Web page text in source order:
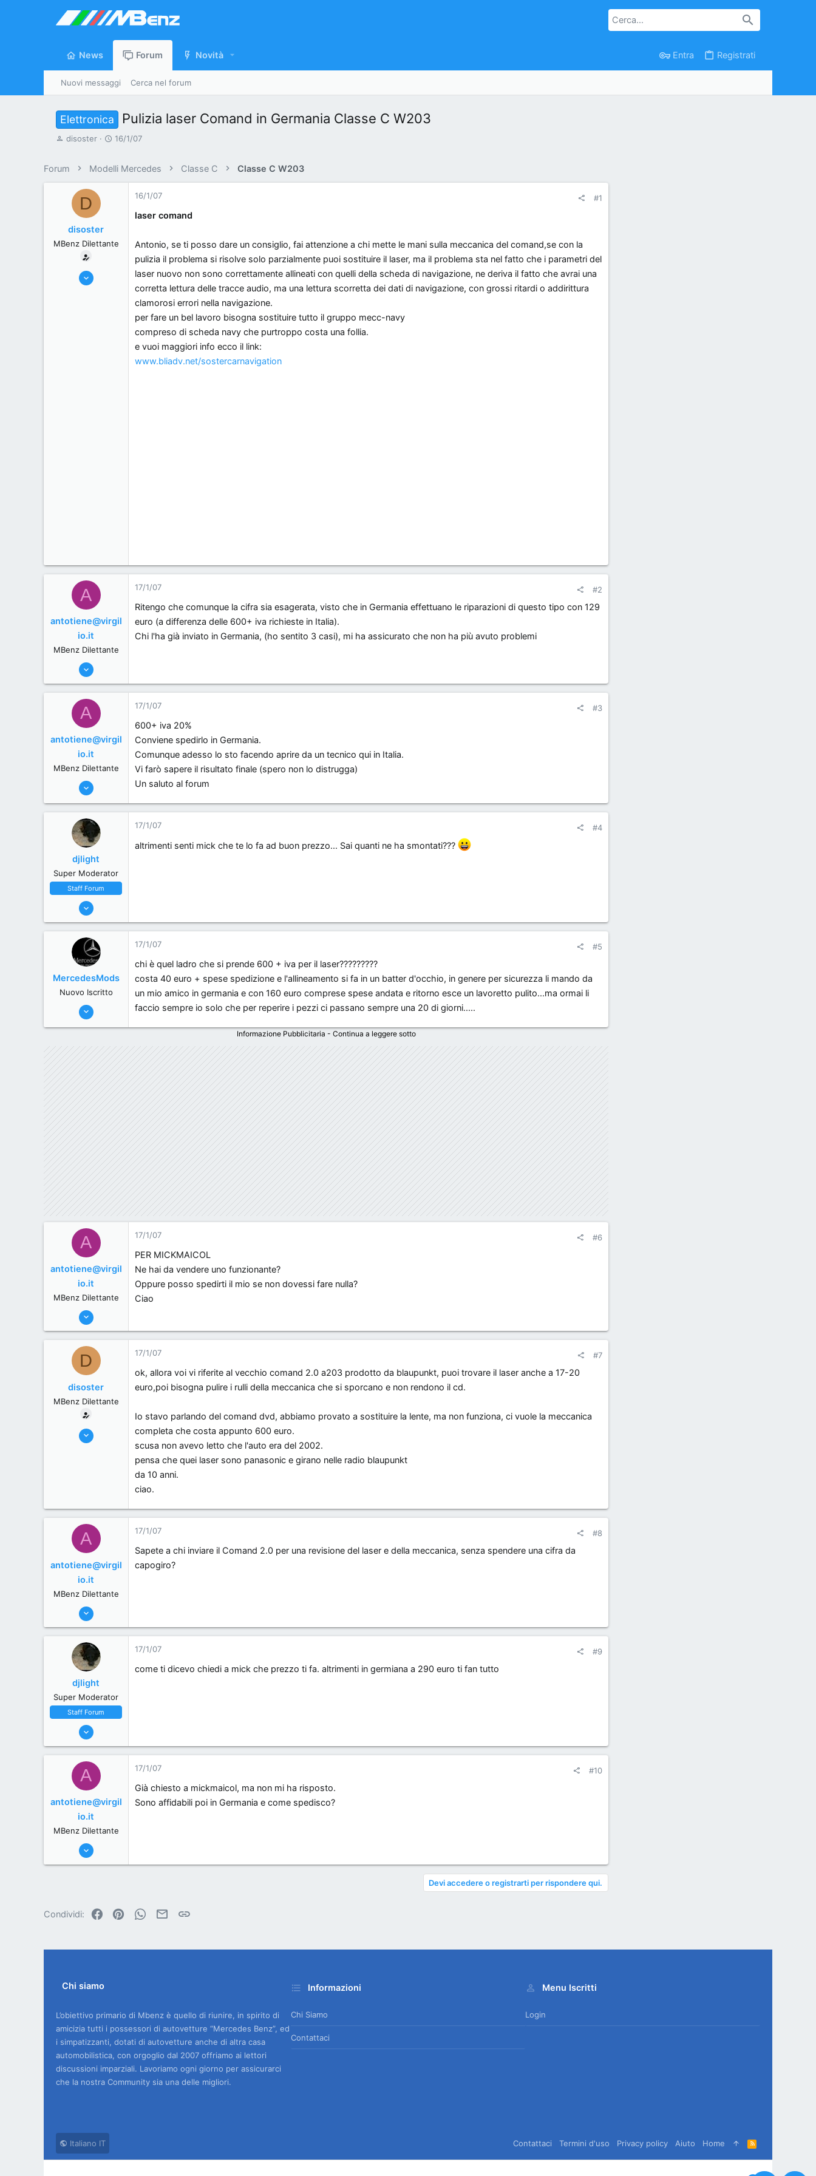
News Forum Novità Entra Registrati
Nuovi messaggi Cerca nel forum
Elettronica Pulizia laser Comand in Germania Classe C W203
A
s
disoster
D
t
i
16/1/07
Forum Modelli Mercedes Classe C Classe C W203
D
disoster
MBenz Dilettante
16/1/07 #1
laser comand
Antonio, se ti posso dare un consiglio, fai attenzione a chi mette le mani sulla meccanica del comand,se con la
pulizia il problema si risolve solo parzialmente puoi sostituire il laser, ma il problema sta nel fatto che i parametri del
laser nuovo non sono correttamente allineati con quelli della scheda di navigazione, ne deriva il fatto che avrai una
corretta lettura delle tracce audio, ma una lettura scorretta dei dati di navigazione, con grossi ritardi o addirittura
clamorosi errori nella navigazione.
per fare un bel lavoro bisogna sostituire tutto il gruppo mecc-navy
compreso di scheda navy che purtroppo costa una follia.
e vuoi maggiori info ecco il link:
www.bliadv.net/sostercarnavigation
A
antotiene@virgil
io.it
MBenz Dilettante
0
17/1/07 #2
Ritengo che comunque la cifra sia esagerata, visto che in Germania effettuano le riparazioni di questo tipo con 129
euro (a differenza delle 600+ iva richieste in Italia).
Chi l'ha già inviato in Germania, (ho sentito 3 casi), mi ha assicurato che non ha più avuto problemi
A
antotiene@virgil
io.it
MBenz Dilettante
0
17/1/07 #3
600+ iva 20%
Conviene spedirlo in Germania.
Comunque adesso lo sto facendo aprire da un tecnico qui in Italia.
Vi farò sapere il risultato finale (spero non lo distrugga)
Un saluto al forum
djlight
Super Moderator
Staff Forum
22/5/06
18
Milano, Italy
17/1/07 #4
altrimenti senti mick che te lo fa ad buon prezzo... Sai quanti ne ha smontati???
MercedesMods
Nuovo Iscritto
30/5/06
0
54
Como Italy.
www.mercedesmods.it
17/1/07 #5
chi è quel ladro che si prende 600 + iva per il laser?????????
costa 40 euro + spese spedizione e l'allineamento si fa in un batter d'occhio, in genere per sicurezza li mando da
un mio amico in germania e con 160 euro comprese spese andata e ritorno esce un lavoretto pulito...ma ormai li
faccio sempre io solo che per reperire i pezzi ci passano sempre una 20 di giorni.....
Informazione Pubblicitaria - Continua a leggere sotto
A
antotiene@virgil
io.it
MBenz Dilettante
0
17/1/07 #6
PER MICKMAICOL
Ne hai da vendere uno funzionante?
Oppure posso spedirti il mio se non dovessi fare nulla?
Ciao
D
disoster
MBenz Dilettante
17/1/07 #7
ok, allora voi vi riferite al vecchio comand 2.0 a203 prodotto da blaupunkt, puoi trovare il laser anche a 17-20
euro,poi bisogna pulire i rulli della meccanica che si sporcano e non rendono il cd.
Io stavo parlando del comand dvd, abbiamo provato a sostituire la lente, ma non funziona, ci vuole la meccanica
completa che costa appunto 600 euro.
scusa non avevo letto che l'auto era del 2002.
pensa che quei laser sono panasonic e girano nelle radio blaupunkt
da 10 anni.
ciao.
A
antotiene@virgil
io.it
MBenz Dilettante
0
17/1/07 #8
Sapete a chi inviare il Comand 2.0 per una revisione del laser e della meccanica, senza spendere una cifra da
capogiro?
djlight
Super Moderator
Staff Forum
22/5/06
18
Milano, Italy
17/1/07 #9
come ti dicevo chiedi a mick che prezzo ti fa. altrimenti in germiana a 290 euro ti fan tutto
A
antotiene@virgil
io.it
MBenz Dilettante
, .
17/1/07 #10
Già chiesto a mickmaicol, ma non mi ha risposto.
Sono affidabili poi in Germania e come spedisco?
Devi accedere o registrarti per rispondere qui.
Condividi: FacebookPinterestWhatsApp
Email
Chi siamo
L’obiettivo primario di Mbenz è quello di riunire, in spirito di
amicizia tutti i possessori di autovetture “Mercedes Benz”, ed
i simpatizzanti, dotati di autovetture anche di altra casa
automobilistica, con orgoglio dal 2007 offriamo ai lettori
discussioni imparziali. Lavoriamo ogni giorno per assicurarci
che la nostra Community sia una delle migliori.
Informazioni
Chi Siamo
Contattaci
Menu Iscritti
Login
Italiano IT Contattaci Termini d'uso Privacy policy Aiuto Home
R
S
S